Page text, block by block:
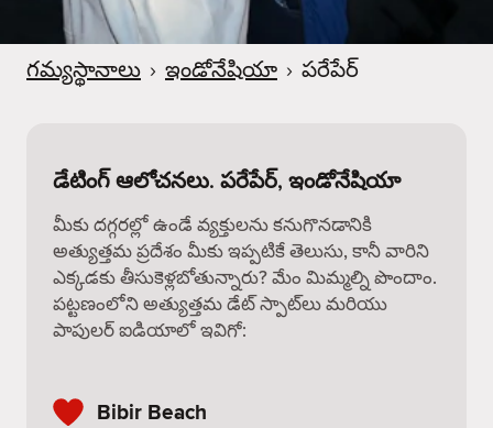
గమ్యస్థానాలు › ఇండోనేషియా › పరేపేర్
డేటింగ్ ఆలోచనలు. పరేపేర్, ఇండోనేషియా
మీకు దగ్గరల్లో ఉండే వ్యక్తులను కనుగొనడానికి
అత్యుత్తమ ప్రదేశం మీకు ఇప్పటికే తెలుసు, కానీ వారిని
ఎక్కడకు తీసుకెళ్లబోతున్నారు? మేం మిమ్మల్ని పొందాం.
పట్టణంలోని అత్యుత్తమ డేట్ స్పాట్‌లు మరియు
పాపులర్ ఐడియాలో ఇవిగో:
Bibir Beach